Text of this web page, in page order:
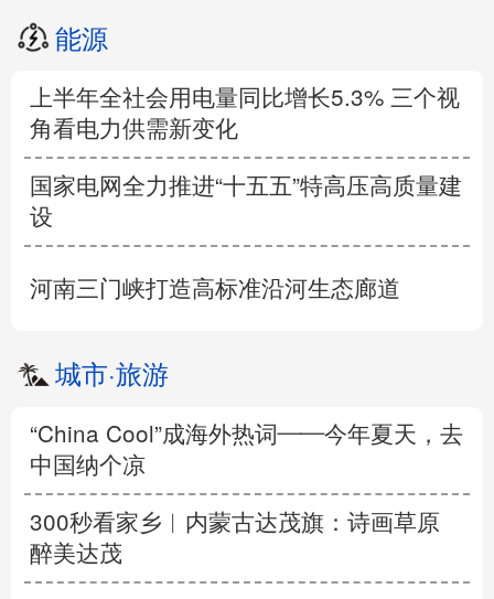
能源
上半年全社会用电量同比增长5.3% 三个视
角看电力供需新变化
国家电网全力推进“十五五”特高压高质量建
设
河南三门峡打造高标准沿河生态廊道
城市·旅游
“China Cool”成海外热词——今年夏天，去
中国纳个凉
300秒看家乡︱内蒙古达茂旗：诗画草原
醉美达茂